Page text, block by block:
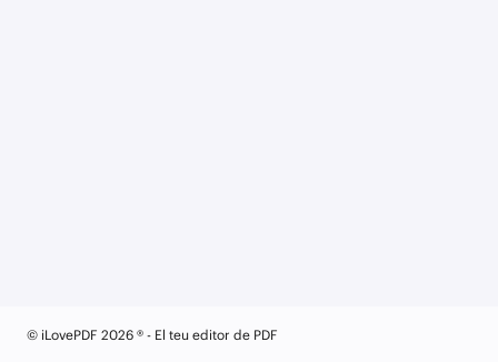
© iLovePDF 2026 ® - El teu editor de PDF